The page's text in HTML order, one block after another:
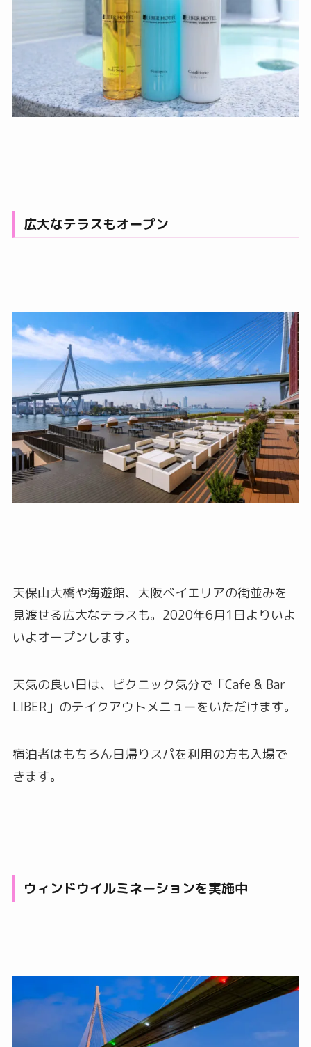
広大なテラスもオープン
天保山大橋や海遊館、大阪ベイエリアの街並みを
見渡せる広大なテラスも。2020年6月1日よりいよ
いよオープンします。
天気の良い日は、ピクニック気分で「Cafe & Bar
LIBER」のテイクアウトメニューをいただけます。
宿泊者はもちろん日帰りスパを利用の方も入場で
きます。
ウィンドウイルミネーションを実施中